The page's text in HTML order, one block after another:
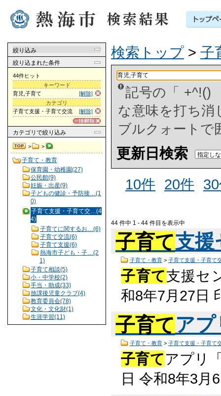
絞り込み
絞り込まれた条件
44件ヒット
キーワード
[解除]
育児,子育て
カテゴリ
[解除]
子育て支援・子育て交流
カテゴリ で絞り込み
> >
子育て・教育
保育園・幼稚園(27)
公民館(9)
妊娠・出産(9)
子どもの健診・予防接…(1
0)
子育て支援・子育て交…(4
4)
子育てに関するお…(6)
子育て交流(6)
子育て支援(6)
熱海市子ども・子…(2
1)
子育て相談(5)
小・中学校(2)
手当・助成(33)
放課後児童クラブ(4)
教育委員会(78)
文化・文化財(1)
生涯学習(11)
検索トップ > 子
記号の「 +^!()
な意味を打ち
ブルクォートで
更新日検索
10件
20件
44 件中 1 - 44 件目を表示中
子育て支
子育て・教育> 子育て支援・子育て
子育て支援セ
和8年7月27日
子育てア
子育て・教育> 子育て支援・子育て
子育てアプリ
日 令和8年3